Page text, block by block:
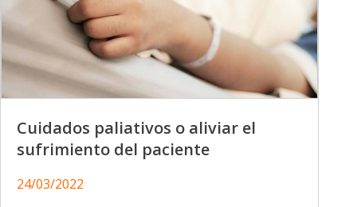
Cuidados paliativos o aliviar el
sufrimiento del paciente
24/03/2022